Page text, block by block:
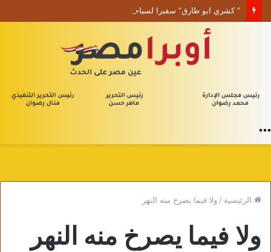
” كشري ابو طارق” سفيرا لسياحة الطعام في الشرق الأوسط.
الرئيسية / ولا فيما يصرخ منه النهر
ولا فيما يصرخ منه النهر